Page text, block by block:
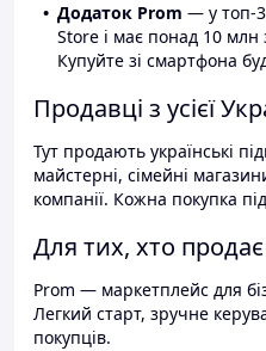
Додаток Prom — у топ-3
Store і має понад 10 млн
Купуйте зі смартфона
Продавці з усієї
Тут продають українські
майстерні, сімейні
компанії. Кожна покупка
Для тих, хто
Prom — маркетплейс для
Легкий старт, зручне
покупців.